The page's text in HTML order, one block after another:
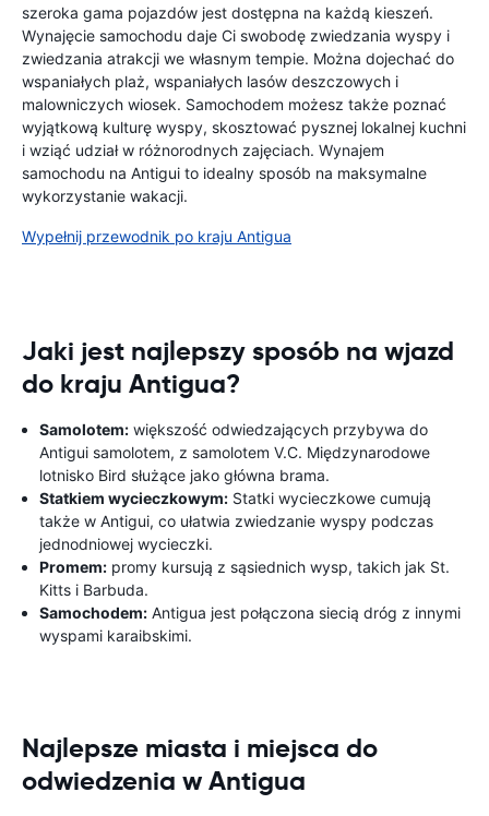
szeroka gama pojazdów jest dostępna na każdą kieszeń.
Wynajęcie samochodu daje Ci swobodę zwiedzania wyspy i
zwiedzania atrakcji we własnym tempie. Można dojechać do
wspaniałych plaż, wspaniałych lasów deszczowych i
malowniczych wiosek. Samochodem możesz także poznać
wyjątkową kulturę wyspy, skosztować pysznej lokalnej kuchni
i wziąć udział w różnorodnych zajęciach. Wynajem
samochodu na Antigui to idealny sposób na maksymalne
wykorzystanie wakacji.
Wypełnij przewodnik po kraju Antigua
Jaki jest najlepszy sposób na wjazd
do kraju Antigua?
Samolotem: większość odwiedzających przybywa do
Antigui samolotem, z samolotem V.C. Międzynarodowe
lotnisko Bird służące jako główna brama.
Statkiem wycieczkowym: Statki wycieczkowe cumują
także w Antigui, co ułatwia zwiedzanie wyspy podczas
jednodniowej wycieczki.
Promem: promy kursują z sąsiednich wysp, takich jak St.
Kitts i Barbuda.
Samochodem: Antigua jest połączona siecią dróg z innymi
wyspami karaibskimi.
Najlepsze miasta i miejsca do
odwiedzenia w Antigua